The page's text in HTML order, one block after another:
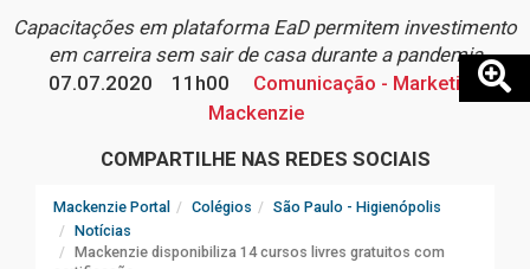
Capacitações em plataforma EaD permitem investimento
em carreira sem sair de casa durante a pandemia
07.07.2020
11h00
Comunicação - Marketing
Mackenzie
COMPARTILHE NAS REDES SOCIAIS
Mackenzie Portal Colégios
São Paulo - Higienópolis
Notícias
Mackenzie disponibiliza 14 cursos livres gratuitos com